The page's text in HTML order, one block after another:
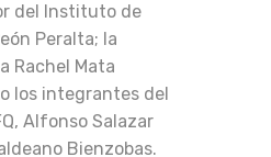
del Instituto de
Peralta; la
Rachel Mata
los integrantes del
Alfonso Salazar
Bienzobas.